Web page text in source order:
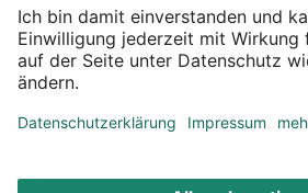
Kontakt